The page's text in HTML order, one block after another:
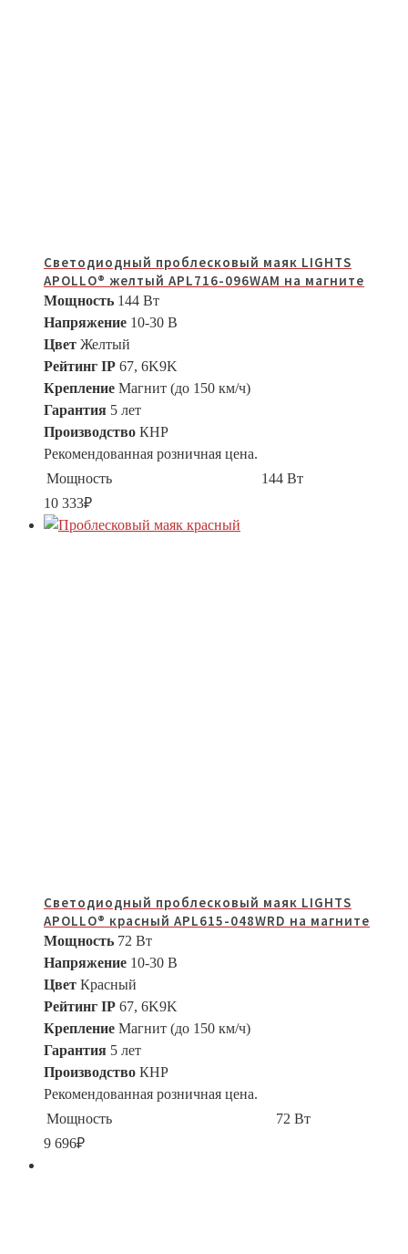
Светодиодный проблесковый маяк LIGHTS
APOLLO® желтый APL716-096WAM на магните
Мощность 144 Вт
Напряжение 10-30 В
Цвет Желтый
Рейтинг IP 67, 6K9K
Крепление Магнит (до 150 км/ч)
Гарантия 5 лет
Производство КНР
Рекомендованная розничная цена.
Мощность
144 Вт
10 333₽
Светодиодный проблесковый маяк LIGHTS
APOLLO® красный APL615-048WRD на магните
Мощность 72 Вт
Напряжение 10-30 В
Цвет Красный
Рейтинг IP 67, 6K9K
Крепление Магнит (до 150 км/ч)
Гарантия 5 лет
Производство КНР
Рекомендованная розничная цена.
Мощность
72 Вт
9 696₽